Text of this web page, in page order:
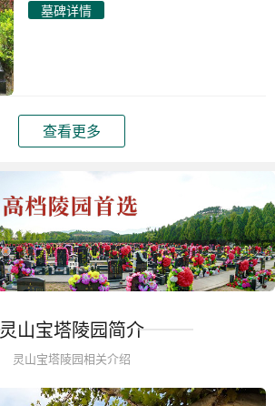
墓碑详情
查看更多
灵山宝塔陵园简介
灵山宝塔陵园相关介绍